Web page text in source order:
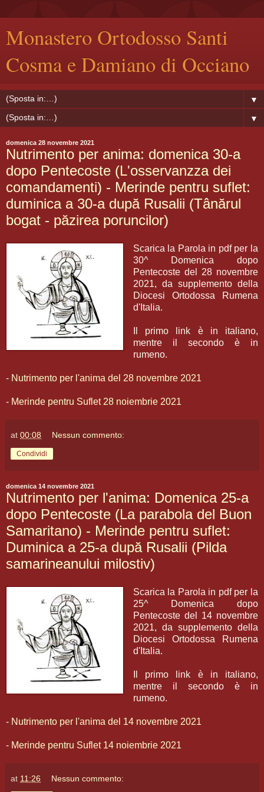
Monastero Ortodosso Santi
Cosma e Damiano di Occiano
▼
▼
domenica 28 novembre 2021
Nutrimento per anima: domenica 30-a
dopo Pentecoste (L'osservanzza dei
comandamenti) - Merinde pentru suflet:
duminica a 30-a după Rusalii (Tânărul
bogat - păzirea poruncilor)
Scarica la Parola in pdf per la
30^ Domenica dopo
Pentecoste del 28 novembre
2021, da supplemento della
Diocesi Ortodossa Rumena
d'Italia.
Il primo link è in italiano,
mentre il secondo è in
rumeno.
- Nutrimento per l'anima del 28 novembre 2021
- Merinde pentru Suflet 28 noiembrie 2021
at 00:08 Nessun commento:
Condividi
domenica 14 novembre 2021
Nutrimento per l'anima: Domenica 25-a
dopo Pentecoste (La parabola del Buon
Samaritano) - Merinde pentru suflet:
Duminica a 25-a după Rusalii (Pilda
samarineanului milostiv)
Scarica la Parola in pdf per la
25^ Domenica dopo
Pentecoste del 14 novembre
2021, da supplemento della
Diocesi Ortodossa Rumena
d'Italia.
Il primo link è in italiano,
mentre il secondo è in
rumeno.
- Nutrimento per l'anima del 14 novembre 2021
- Merinde pentru Suflet 14 noiembrie 2021
at 11:26 Nessun commento: